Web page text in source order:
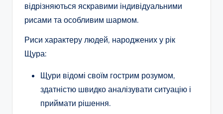
відрізняються яскравими індивідуальними
рисами та особливим шармом.
Риси характеру людей, народжених у рік
Щура:
Щури відомі своїм гострим розумом,
здатністю швидко аналізувати ситуацію і
приймати рішення.